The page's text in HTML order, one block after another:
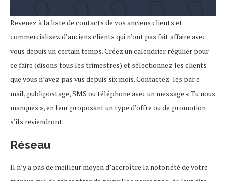
Revenez à la liste de contacts de vos anciens clients et
commercialisez d’anciens clients qui n’ont pas fait affaire avec
vous depuis un certain temps. Créez un calendrier régulier pour
ce faire (disons tous les trimestres) et sélectionnez les clients
que vous n’avez pas vus depuis six mois. Contactez-les par e-
mail, publipostage, SMS ou téléphone avec un message « Tu nous
manques », en leur proposant un type d’offre ou de promotion
s’ils reviendront.
Réseau
Il n’y a pas de meilleur moyen d’accroître la notoriété de votre